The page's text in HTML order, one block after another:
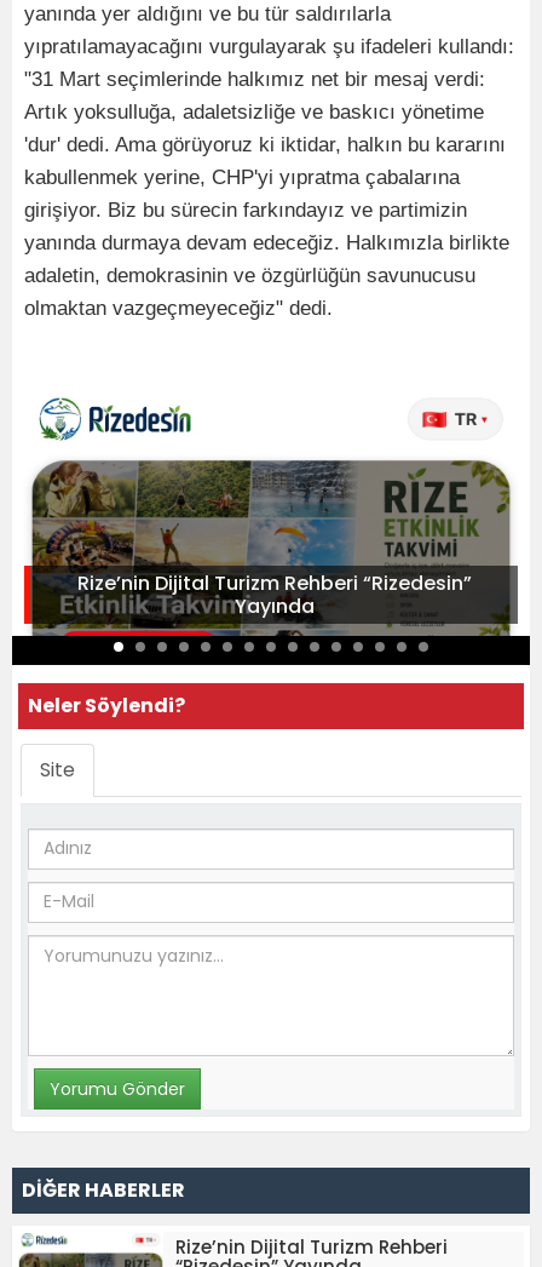
yanında yer aldığını ve bu tür saldırılarla
yıpratılamayacağını vurgulayarak şu ifadeleri kullandı:
"31 Mart seçimlerinde halkımız net bir mesaj verdi:
Artık yoksulluğa, adaletsizliğe ve baskıcı yönetime
'dur' dedi. Ama görüyoruz ki iktidar, halkın bu kararını
kabullenmek yerine, CHP'yi yıpratma çabalarına
girişiyor. Biz bu sürecin farkındayız ve partimizin
yanında durmaya devam edeceğiz. Halkımızla birlikte
adaletin, demokrasinin ve özgürlüğün savunucusu
olmaktan vazgeçmeyeceğiz" dedi.
Rize’nin Dijital Turizm Rehberi “Rizedesin”
Yayında
Neler Söylendi?
Site
DİĞER HABERLER
Rize’nin Dijital Turizm Rehberi